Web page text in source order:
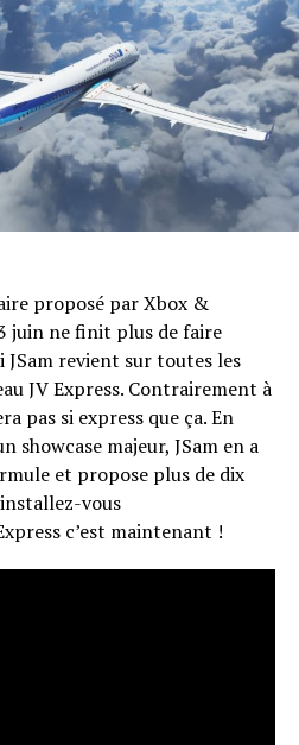
proposé par Xbox &
juin ne finit plus de faire
JSam revient sur toutes les
JV Express. Contrairement à
pas si express que ça. En
showcase majeur, JSam en a
et propose plus de dix
vous
c’est maintenant !